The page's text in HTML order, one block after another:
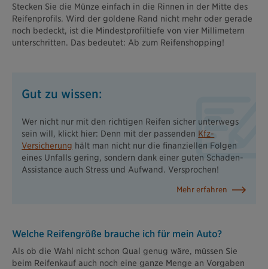
Stecken Sie die Münze einfach in die Rinnen in der Mitte des
Reifenprofils. Wird der goldene Rand nicht mehr oder gerade
noch bedeckt, ist die Mindestprofiltiefe von vier Millimetern
unterschritten. Das bedeutet: Ab zum Reifenshopping!
Gut zu wissen:
Wer nicht nur mit den richtigen Reifen sicher unterwegs
sein will, klickt hier: Denn mit der passenden Kfz-
Versicherung hält man nicht nur die finanziellen Folgen
eines Unfalls gering, sondern dank einer guten Schaden-
Assistance auch Stress und Aufwand. Versprochen!
Mehr erfahren
Welche Reifengröße brauche ich für mein Auto?
Als ob die Wahl nicht schon Qual genug wäre, müssen Sie
beim Reifenkauf auch noch eine ganze Menge an Vorgaben